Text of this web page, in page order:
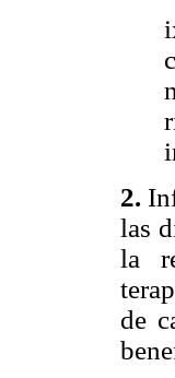
2.
las
la
de